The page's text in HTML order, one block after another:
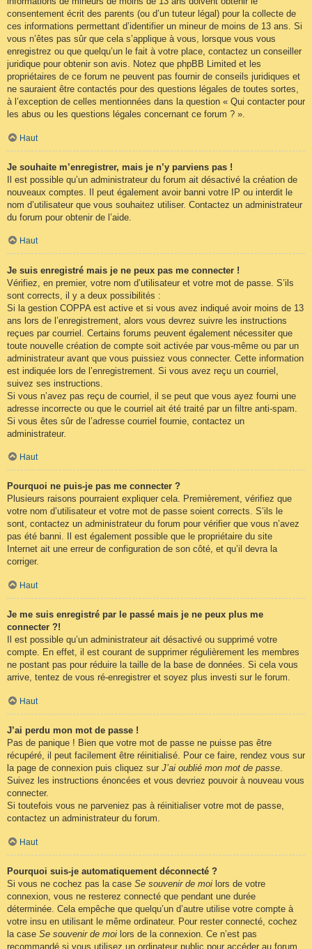
consentement écrit des parents (ou d’un tuteur légal) pour la collecte de
ces informations permettant d’identifier un mineur de moins de 13 ans. Si
vous n’êtes pas sûr que cela s’applique à vous, lorsque vous vous
enregistrez ou que quelqu’un le fait à votre place, contactez un conseiller
juridique pour obtenir son avis. Notez que phpBB Limited et les
propriétaires de ce forum ne peuvent pas fournir de conseils juridiques et
ne sauraient être contactés pour des questions légales de toutes sortes,
à l’exception de celles mentionnées dans la question « Qui contacter pour
les abus ou les questions légales concernant ce forum ? ».
Haut
Je souhaite m’enregistrer, mais je n’y parviens pas !
Il est possible qu’un administrateur du forum ait désactivé la création de
nouveaux comptes. Il peut également avoir banni votre IP ou interdit le
nom d’utilisateur que vous souhaitez utiliser. Contactez un administrateur
du forum pour obtenir de l’aide.
Haut
Je suis enregistré mais je ne peux pas me connecter !
Vérifiez, en premier, votre nom d’utilisateur et votre mot de passe. S’ils
sont corrects, il y a deux possibilités :
Si la gestion COPPA est active et si vous avez indiqué avoir moins de 13
ans lors de l’enregistrement, alors vous devrez suivre les instructions
reçues par courriel. Certains forums peuvent également nécessiter que
toute nouvelle création de compte soit activée par vous-même ou par un
administrateur avant que vous puissiez vous connecter. Cette information
est indiquée lors de l’enregistrement. Si vous avez reçu un courriel,
suivez ses instructions.
Si vous n’avez pas reçu de courriel, il se peut que vous ayez fourni une
adresse incorrecte ou que le courriel ait été traité par un filtre anti-spam.
Si vous êtes sûr de l’adresse courriel fournie, contactez un
administrateur.
Haut
Pourquoi ne puis-je pas me connecter ?
Plusieurs raisons pourraient expliquer cela. Premièrement, vérifiez que
votre nom d’utilisateur et votre mot de passe soient corrects. S’ils le
sont, contactez un administrateur du forum pour vérifier que vous n’avez
pas été banni. Il est également possible que le propriétaire du site
Internet ait une erreur de configuration de son côté, et qu’il devra la
corriger.
Haut
Je me suis enregistré par le passé mais je ne peux plus me
connecter ?!
Il est possible qu’un administrateur ait désactivé ou supprimé votre
compte. En effet, il est courant de supprimer régulièrement les membres
ne postant pas pour réduire la taille de la base de données. Si cela vous
arrive, tentez de vous ré-enregistrer et soyez plus investi sur le forum.
Haut
J’ai perdu mon mot de passe !
Pas de panique ! Bien que votre mot de passe ne puisse pas être
récupéré, il peut facilement être réinitialisé. Pour ce faire, rendez vous sur
la page de connexion puis cliquez sur J’ai oublié mon mot de passe.
Suivez les instructions énoncées et vous devriez pouvoir à nouveau vous
connecter.
Si toutefois vous ne parveniez pas à réinitialiser votre mot de passe,
contactez un administrateur du forum.
Haut
Pourquoi suis-je automatiquement déconnecté ?
Si vous ne cochez pas la case Se souvenir de moi lors de votre
connexion, vous ne resterez connecté que pendant une durée
déterminée. Cela empêche que quelqu’un d’autre utilise votre compte à
votre insu en utilisant le même ordinateur. Pour rester connecté, cochez
la case Se souvenir de moi lors de la connexion. Ce n’est pas
recommandé si vous utilisez un ordinateur public pour accéder au forum